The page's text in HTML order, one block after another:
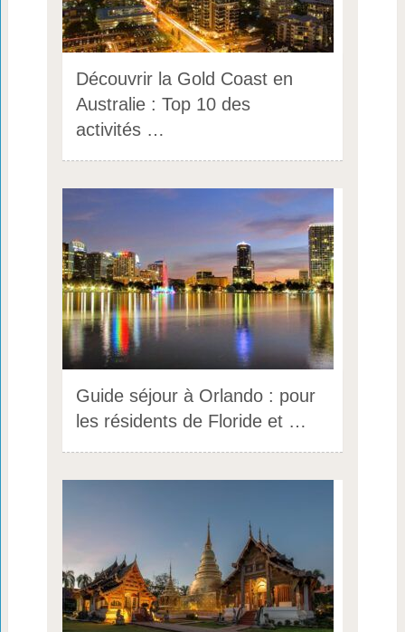
Découvrir la Gold Coast en
Australie : Top 10 des
activités …
Guide séjour à Orlando : pour
les résidents de Floride et …